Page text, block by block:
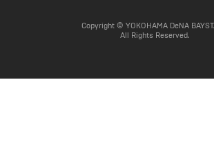
Copyright © YOKOHAMA DeNA
All Rights Reserved.